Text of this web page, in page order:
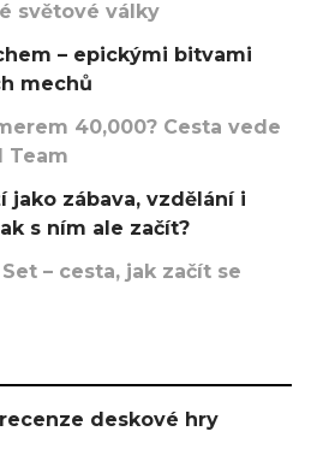
světové války
– epickými bitvami
mechů
40,000? Cesta vede
Team
jako zábava, vzdělání i
s ním ale začít?
– cesta, jak začít se
deskové hry